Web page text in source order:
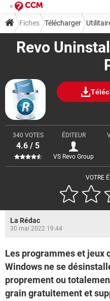
Revo
VOTRE
340 VOTES
4.6 / 5
ÉDITEUR
VS Revo Group
Fiches Télécharger
La Rédac
30 mai 2022 19:44
Les programmes et jeux
Windows ne se
proprement ou
grain gratuitement et